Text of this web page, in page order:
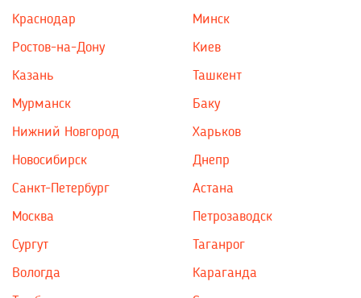
Краснодар
Ростов-на-Дону
Казань
Мурманск
Нижний Новгород
Новосибирск
Санкт-Петербург
Москва
Минск
Киев
Ташкент
Баку
Харьков
Днепр
Астана
Петрозаводск
Сургут
Вологда
Таганрог
Караганда